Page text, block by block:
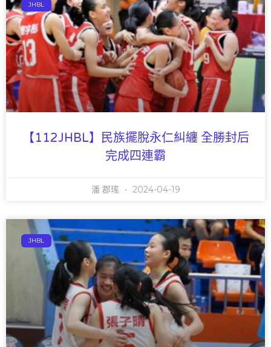
JHBL
【112JHBL】民族擺脫永仁糾纏 全勝封后
完成四連霸
潘 郡瑤 2024-04-19
JHBL